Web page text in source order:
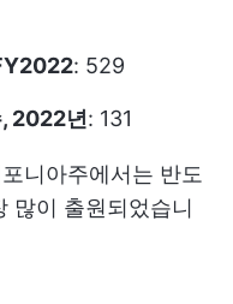
: 529
2022년: 131
니아주에서는 반도
많이 출원되었습니